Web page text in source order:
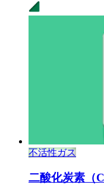
不活性ガス
二酸化炭素（